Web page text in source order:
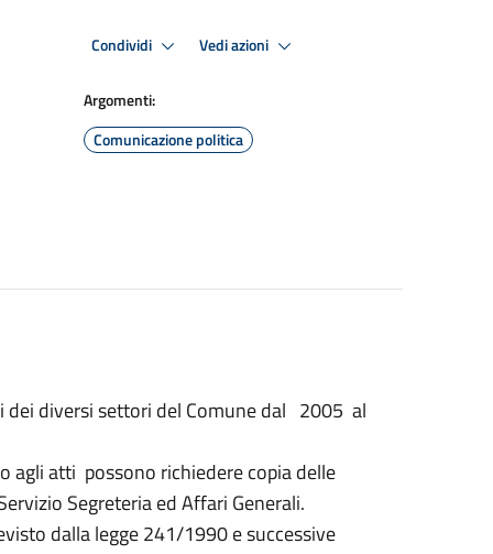
Condividi Vedi azioni
Argomenti:
Comunicazione politica
dei diversi settori del Comune dal 2005 al
agli atti possono richiedere copia delle
Segreteria ed Affari Generali.
dalla legge 241/1990 e successive